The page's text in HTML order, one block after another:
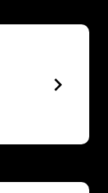
keyboard_arrow_right